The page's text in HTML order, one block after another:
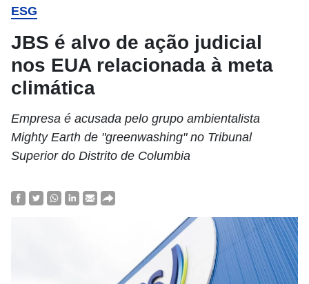
ESG
JBS é alvo de ação judicial
nos EUA relacionada à meta
climática
Empresa é acusada pelo grupo ambientalista
Mighty Earth de "greenwashing" no Tribunal
Superior do Distrito de Columbia